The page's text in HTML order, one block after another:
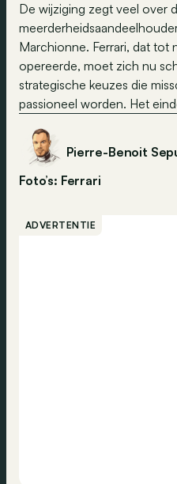
De wijziging zegt veel over
Marchionne. Ferrari, dat tot
opereerde, moet zich nu
strategische keuzes die
passioneel worden. Het
Pierre-Benoit
Foto’s: Ferrari
ADVERTENTIE